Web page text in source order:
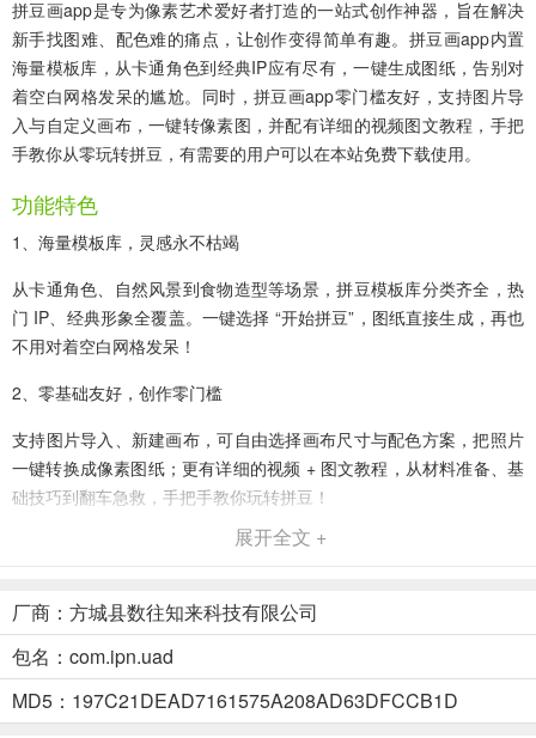
拼豆画app是专为像素艺术爱好者打造的一站式创作神器，旨在解决
新手找图难、配色难的痛点，让创作变得简单有趣。拼豆画app内置
海量模板库，从卡通角色到经典IP应有尽有，一键生成图纸，告别对
着空白网格发呆的尴尬。同时，拼豆画app零门槛友好，支持图片导
入与自定义画布，一键转像素图，并配有详细的视频图文教程，手把
手教你从零玩转拼豆，有需要的用户可以在本站免费下载使用。
功能特色
1、海量模板库，灵感永不枯竭
从卡通角色、自然风景到食物造型等场景，拼豆模板库分类齐全，热
门 IP、经典形象全覆盖。一键选择 “开始拼豆”，图纸直接生成，再也
不用对着空白网格发呆！
2、零基础友好，创作零门槛
支持图片导入、新建画布，可自由选择画布尺寸与配色方案，把照片
一键转换成像素图纸；更有详细的视频 + 图文教程，从材料准备、基
础技巧到翻车急救，手把手教你玩转拼豆！
3、创作管理与分享，记录每一份热爱
完成的作品还能一键分享，和同好交流创意，收获满满成就感！
拼豆画app使用简介
1、打开拼豆画app选择模板开始拼豆
展开全文 +
厂商：方城县数往知来科技有限公司
包名：com.ipn.uad
MD5：197C21DEAD7161575A208AD63DFCCB1D